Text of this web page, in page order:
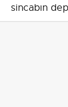
sincabın
bulundu